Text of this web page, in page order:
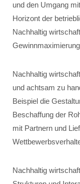
und den Umgang
Horizont der
Nachhaltig
Nachhaltig
und achtsam zu
Beispiel die
Beschaffung der
mit Partnern und
Nachhaltig